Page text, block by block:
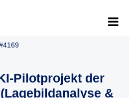
Pilotprojekt der
&